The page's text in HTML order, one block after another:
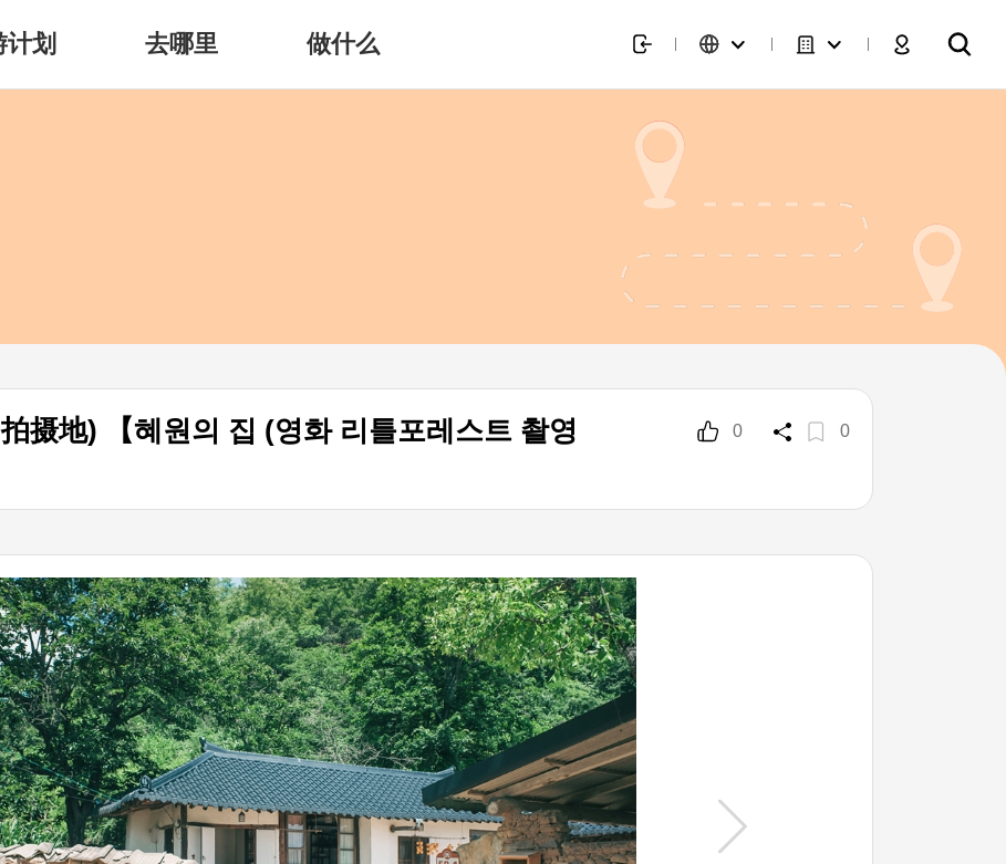
划 去哪里 做什么
摄地) 【혜원의 집 (영화 리틀포레스트 촬영
0 0